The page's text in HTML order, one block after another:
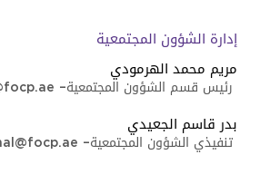
إدارة اﻟﺸﺆون اﻟﻤﺠﺘﻤﻌﻴﺔ
مريم محمد الهرمودي
رئيس قسم الشؤون المجتمعية–
ﺑﺪر ﻗﺎﺳﻢ اﻟﺠﻌﻴﺪي
تنفيذي الشؤون المجتمعية–